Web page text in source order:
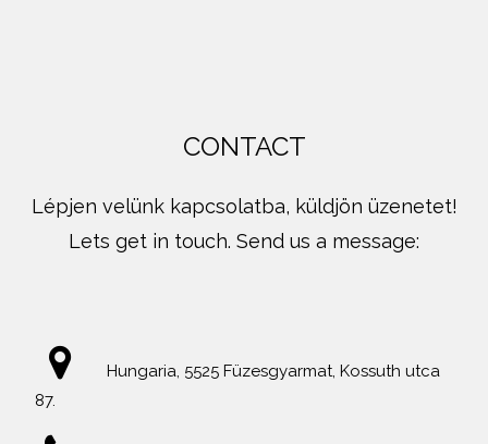
CONTACT
Lépjen velünk kapcsolatba, küldjön üzenetet!
Lets get in touch. Send us a message:
Hungaria, 5525 Füzesgyarmat, Kossuth utca
87.